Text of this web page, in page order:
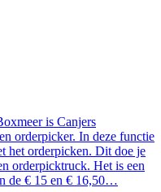
is Canjers
orderpicker. In deze functie
het orderpicken. Dit doe je
orderpicktruck. Het is een
de € 15 en € 16,50…